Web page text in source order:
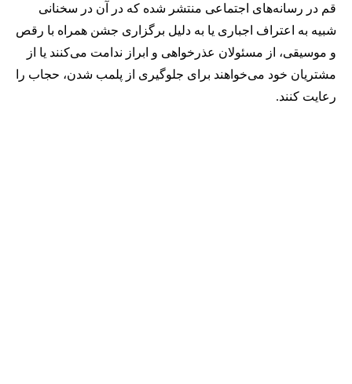
قم در رسانه‌های اجتماعی منتشر شده که در آن در سخنانی
شبیه به اعتراف اجباری یا به دلیل برگزاری جشن همراه با رقص
و موسیقی، از مسئولان عذرخواهی و ابراز ندامت می‌کنند یا از
مشتریان خود می‌خواهند برای جلوگیری از پلمب شدن، حجاب را
رعایت کنند.